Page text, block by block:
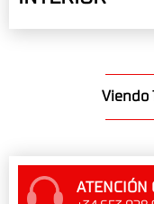
Viendo
ATENCIÓN